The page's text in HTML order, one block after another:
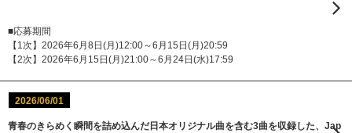
■応募期間
【1次】2026年6月8日(月)12:00～6月15日(月)20:59
【2次】2026年6月15日(月)21:00～6月24日(水)17:59
2026/06/01
青春のきらめく瞬間を詰め込んだ日本オリジナル曲を含む3曲を収録した、Jap